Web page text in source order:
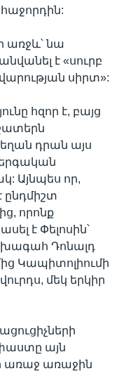
առջև՝ նա
է «սուրբ
սիրտ»:
հզոր է, բայց
դրան այս
Այնպես որ,
ընդմիշտ
որոնք
է Փելոսին՝
Դոնալդ
Կապիտոլիումի
մեկ երկիր
այն
առաջ առաջին